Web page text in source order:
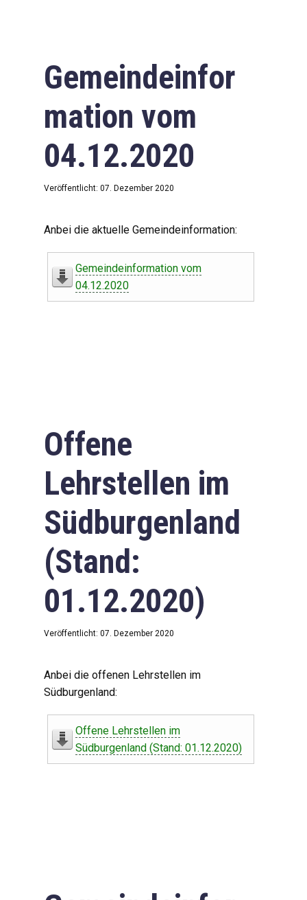
Gemeindeinfor
mation vom
04.12.2020
Veröffentlicht: 07. Dezember 2020
Anbei die aktuelle Gemeindeinformation:
Gemeindeinformation vom
04.12.2020
Offene
Lehrstellen im
Südburgenland
(Stand:
01.12.2020)
Veröffentlicht: 07. Dezember 2020
Anbei die offenen Lehrstellen im
Südburgenland:
Offene Lehrstellen im
Südburgenland (Stand: 01.12.2020)